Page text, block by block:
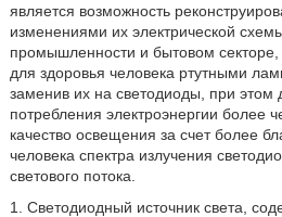
является возможность
изменениями их электрической
промышленности и бытовом
для здоровья человека ртутными
заменив их на светодиоды, при этом
потребления электроэнергии более
качество освещения за счет более
человека спектра излучения
светового потока.
1. Светодиодный источник света,